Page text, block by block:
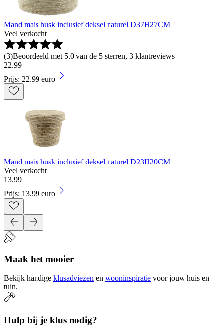
Mand mais husk inclusief deksel naturel D37H27CM
Veel verkocht
(3)Beoordeeld met 5.0 van de 5 sterren, 3 klantreviews
22.99
Prijs: 22.99 euro
Mand mais husk inclusief deksel naturel D23H20CM
Veel verkocht
13.99
Prijs: 13.99 euro
Maak het mooier
Bekijk handige klusadviezen en wooninspiratie voor jouw huis en
tuin.
Hulp bij je klus nodig?